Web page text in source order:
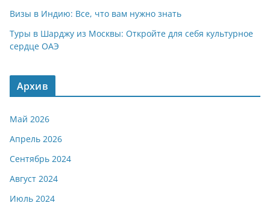
Визы в Индию: Все, что вам нужно знать
Туры в Шарджу из Москвы: Откройте для себя культурное
сердце ОАЭ
Архив
Май 2026
Апрель 2026
Сентябрь 2024
Август 2024
Июль 2024